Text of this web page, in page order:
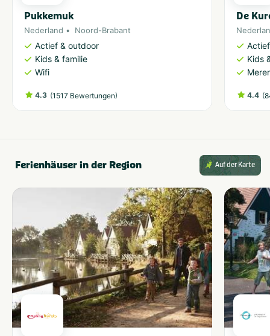
Pukkemuk
Nederland Noord-Brabant
Actief & outdoor
Kids & familie
Wifi
4.3 (1517 Bewertungen)
De
Kids
4.4 (
Ferienhäuser in der Region Auf der Karte